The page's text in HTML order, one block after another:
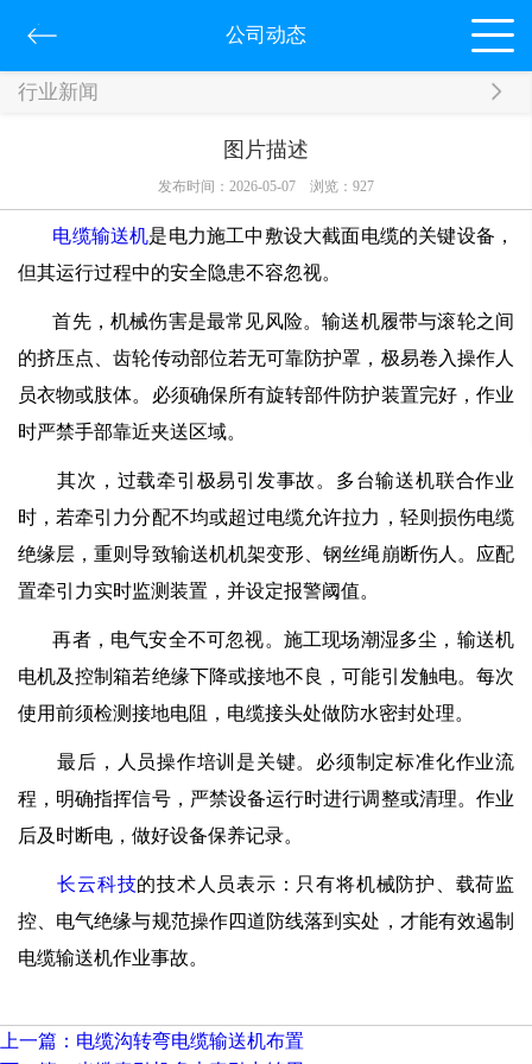
公司动态
行业新闻
图片描述
发布时间：2026-05-07 浏览： 927
电缆输送机是电力施工中敷设大截面电缆的关键设备，
但其运行过程中的安全隐患不容忽视。
首先，机械伤害是最常见风险。输送机履带与滚轮之间
的挤压点、齿轮传动部位若无可靠防护罩，极易卷入操作人
员衣物或肢体。必须确保所有旋转部件防护装置完好，作业
时严禁手部靠近夹送区域。
其次，过载牵引极易引发事故。多台输送机联合作业
时，若牵引力分配不均或超过电缆允许拉力，轻则损伤电缆
绝缘层，重则导致输送机机架变形、钢丝绳崩断伤人。应配
置牵引力实时监测装置，并设定报警阈值。
再者，电气安全不可忽视。施工现场潮湿多尘，输送机
电机及控制箱若绝缘下降或接地不良，可能引发触电。每次
使用前须检测接地电阻，电缆接头处做防水密封处理。
最后，人员操作培训是关键。必须制定标准化作业流
程，明确指挥信号，严禁设备运行时进行调整或清理。作业
后及时断电，做好设备保养记录。
长云科技的技术人员表示：只有将机械防护、载荷监
控、电气绝缘与规范操作四道防线落到实处，才能有效遏制
电缆输送机作业事故。
上一篇：电缆沟转弯电缆输送机布置